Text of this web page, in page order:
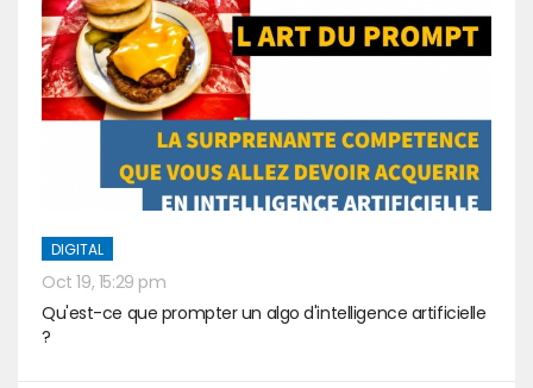
DIGITAL
Oct 19, 15:29 pm
Qu'est-ce que prompter un algo d'intelligence artificielle
?